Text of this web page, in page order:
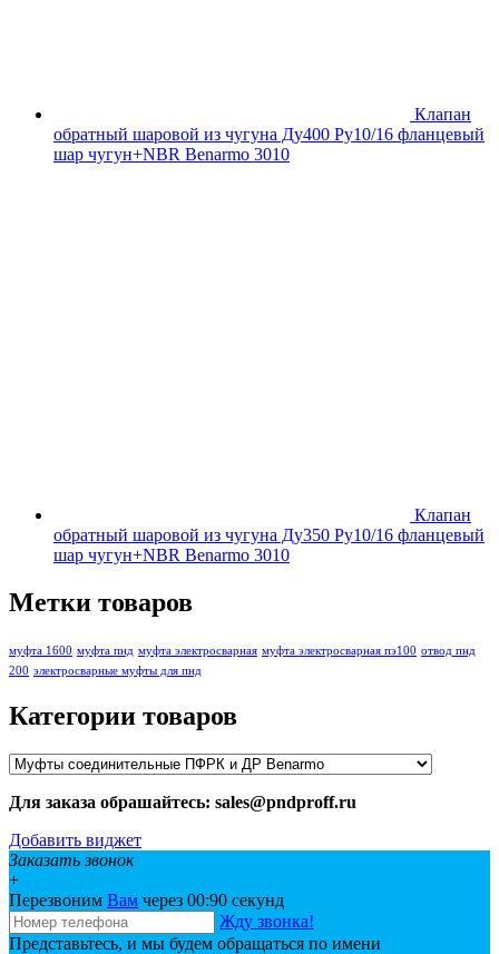
Клапан
обратный шаровой из чугуна Ду400 Ру10/16 фланцевый
шар чугун+NBR Benarmo 3010
Клапан
обратный шаровой из чугуна Ду350 Ру10/16 фланцевый
шар чугун+NBR Benarmo 3010
Метки товаров
муфта 1600 муфта пнд муфта электросварная муфта электросварная пэ100 отвод пнд
200 электросварные муфты для пнд
Категории товаров
Для заказа обрашайтесь: sales@pndproff.ru
Добавить виджет
Заказать звонок
+
Перезвоним Вам через 00:90 секунд
Жду звонка!
Представьтесь, и мы будем обращаться по имени